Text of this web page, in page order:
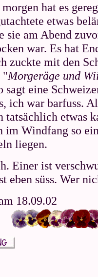
morgen hat es
etwas
sie am Abend
war. Es hat
zuckte mit den
"Morgeräge und
sagt eine
ich war barfuss.
tatsächlich etwas
im Windfang so
liegen.
Einer ist
eben süss. Wer
18.09.02